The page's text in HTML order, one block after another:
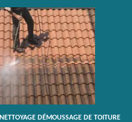
NETTOYAGE DÉMOUSSAGE DE TOITURE